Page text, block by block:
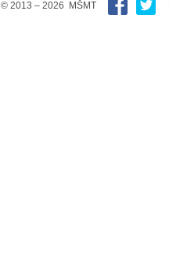
© 2013 – 2026 MŠMT